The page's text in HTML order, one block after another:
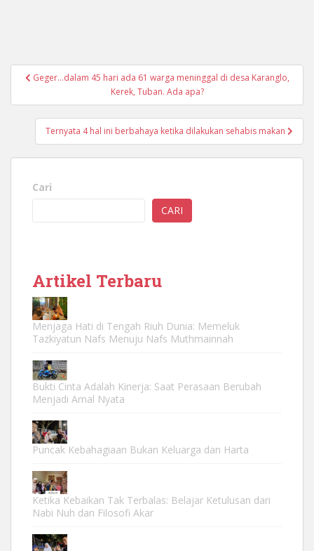
Navigasi
Geger…dalam 45 hari ada 61 warga meninggal di desa Karanglo,
Kerek, Tuban. Ada apa?
Ternyata 4 hal ini berbahaya ketika dilakukan sehabis makan
Cari
CARI
Artikel Terbaru
Menjaga Hati di Tengah Riuh Dunia: Memeluk
Tazkiyatun Nafs Menuju Nafs Muthmainnah
Bukti Cinta Adalah Kinerja: Saat Perasaan Berubah
Menjadi Amal Nyata
Puncak Kebahagiaan Bukan Keluarga dan Harta
Ketika Kebaikan Tak Terbalas: Belajar Ketulusan dari
Nabi Nuh dan Filosofi Akar